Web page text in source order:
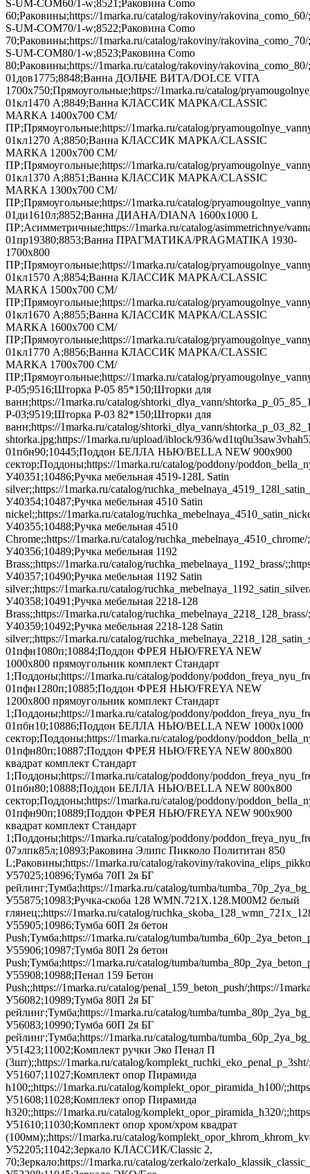
S-UM-COM60/1-w;8521;Раковина Como
60;Раковины;https://1marka.ru/catalog/rakoviny/
S-UM-COM70/1-w;8522;Раковина Como
70;Раковины;https://1marka.ru/catalog/rakoviny/
S-UM-COM80/1-w;8523;Раковина Como
80;Раковины;https://1marka.ru/catalog/rakoviny/
01дов1775;8848;Ванна ДОЛЬЧЕ ВИТА/DOLCE VITA
1700х750;Прямоугольные;https://1marka.ru/catalog/
01кл1470 А;8849;Ванна КЛАССИК МАРКА/CLASSIC
MARKA 1400х700 СМ/
ПР;Прямоугольные;https://1marka.ru/catalog/
01кл1270 А;8850;Ванна КЛАССИК МАРКА/CLASSIC
MARKA 1200х700 СМ/
ПР;Прямоугольные;https://1marka.ru/catalog/
01кл1370 А;8851;Ванна КЛАССИК МАРКА/CLASSIC
MARKA 1300х700 СМ/
ПР;Прямоугольные;https://1marka.ru/catalog/
01ди1610л;8852;Ванна ДИАНА/DIANA 1600х1000 L
ПР;Асимметричные;https://1marka.ru/catalog/asimmetrichnye/
01пр19380;8853;Ванна ПРАГМАТИКА/PRAGMATIKA 1930-
1700х800
ПР;Прямоугольные;https://1marka.ru/catalog/
01кл1570 А;8854;Ванна КЛАССИК МАРКА/CLASSIC
MARKA 1500х700 СМ/
ПР;Прямоугольные;https://1marka.ru/catalog/
01кл1670 А;8855;Ванна КЛАССИК МАРКА/CLASSIC
MARKA 1600х700 СМ/
ПР;Прямоугольные;https://1marka.ru/catalog/
01кл1770 А;8856;Ванна КЛАССИК МАРКА/CLASSIC
MARKA 1700х700 СМ/
ПР;Прямоугольные;https://1marka.ru/catalog/
P-05;9516;Шторка P-05 85*150;Шторки для
ванн;https://1marka.ru/catalog/shtorki_dlya_vann/
Р-03;9519;Шторка P-03 82*150;Шторки для
ванн;https://1marka.ru/catalog/shtorki_dlya_vann/
shtorka.jpg;https://1marka.ru/upload/iblock/936/
01пбн90;10445;Поддон БЕЛЛА НЬЮ/BELLA NEW 900х900
сектор;Поддоны;https://1marka.ru/catalog/poddony/
У40351;10486;Ручка мебельная 4519-128L Satin
silver;;https://1marka.ru/catalog/
У40354;10487;Ручка мебельная 4510 Satin
nickel;;https://1marka.ru/catalog/
У40355;10488;Ручка мебельная 4510
Chrome;;https://1marka.ru/catalog/
У40356;10489;Ручка мебельная 1192
Brass;;https://1marka.ru/catalog/ruchka_mebelnaya_1192_brass/
У40357;10490;Ручка мебельная 1192 Satin
silver;;https://1marka.ru/catalog/
У40358;10491;Ручка мебельная 2218-128
Brass;;https://1marka.ru/catalog/
У40359;10492;Ручка мебельная 2218-128 Satin
silver;;https://1marka.ru/catalog/
01пфн1080п;10884;Поддон ФРЕЯ НЬЮ/FREYA NEW
1000х800 прямоугольник комплект Стандарт
1;Поддоны;https://1marka.ru/catalog/poddony/
01пфн1280п;10885;Поддон ФРЕЯ НЬЮ/FREYA NEW
1200х800 прямоугольник комплект Стандарт
1;Поддоны;https://1marka.ru/catalog/poddony/
01пбн10;10886;Поддон БЕЛЛА НЬЮ/BELLA NEW 1000х1000
сектор;Поддоны;https://1marka.ru/catalog/poddony/
01пфн80п;10887;Поддон ФРЕЯ НЬЮ/FREYA NEW 800х800
квадрат комплект Стандарт
1;Поддоны;https://1marka.ru/catalog/poddony/
01пбн80;10888;Поддон БЕЛЛА НЬЮ/BELLA NEW 800х800
сектор;Поддоны;https://1marka.ru/catalog/poddony/
01пфн90п;10889;Поддон ФРЕЯ НЬЮ/FREYA NEW 900х900
квадрат комплект Стандарт
1;Поддоны;https://1marka.ru/catalog/poddony/
07элпк85л;10893;Раковина Элипс Пикколо Полититан 850
L;Раковины;https://1marka.ru/catalog/rakoviny/
У57025;10896;Тумба 70П 2я БГ
рейлинг;Тумба;https://1marka.ru/catalog/tumba/
У55875;10983;Ручка-скоба 128 WMN.721X.128.M00M2 белый
глянец;;https://1marka.ru/catalog/
У55905;10986;Тумба 60П 2я бетон
Push;Тумба;https://1marka.ru/catalog/tumba/
У55906;10987;Тумба 80П 2я бетон
Push;Тумба;https://1marka.ru/catalog/tumba/
У55908;10988;Пенал 159 Бетон
Push;;https://1marka.ru/catalog/penal_159_beton_push/;https://
У56082;10989;Тумба 80П 2я БГ
рейлинг;Тумба;https://1marka.ru/catalog/tumba/
У56083;10990;Тумба 60П 2я БГ
рейлинг;Тумба;https://1marka.ru/catalog/tumba/
У51423;11002;Комплект ручки Эко Пенал П
(3шт);;https://1marka.ru/catalog/
У51607;11027;Комплект опор Пирамида
h100;;https://1marka.ru/catalog/komplekt_opor_piramida_h100/
У51608;11028;Комплект опор Пирамида
h320;;https://1marka.ru/catalog/komplekt_opor_piramida_h320/
У51610;11030;Комплект опор хром/хром квадрат
(100мм);;https://1marka.ru/catalog/
У52205;11042;Зеркало КЛАССИК/Classic 2,
70;Зеркало;https://1marka.ru/catalog/zerkalo/